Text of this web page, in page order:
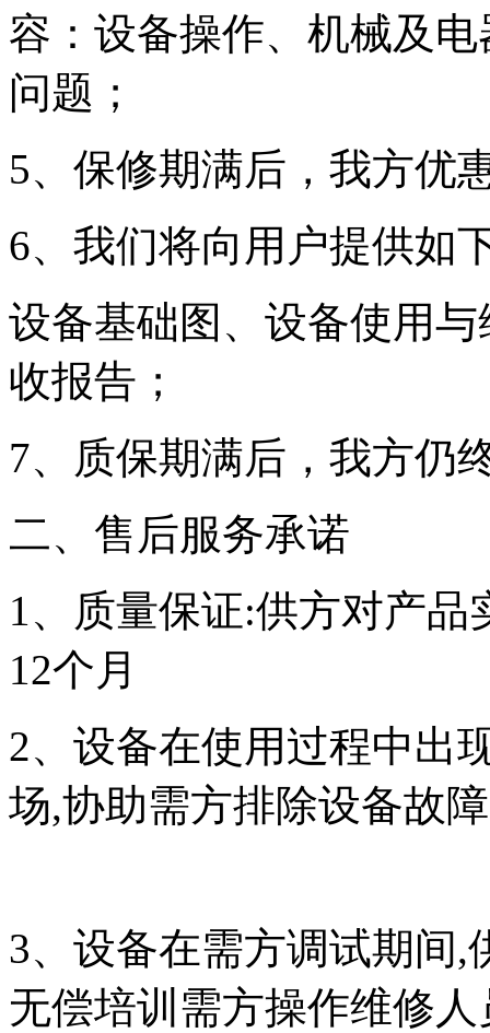
容：设备操作、机械及
问题；
5、保修期满后，我方优
6、我们将向用户提供如
设备基础图、设备使用
收报告；
7、质保期满后，我方仍
二、售后服务承诺
1、质量保证:供方对产品
12个月
2、设备在使用过程中出
场,协助需方排除设备故
3、设备在需方调试期间
无偿培训需方操作维修人